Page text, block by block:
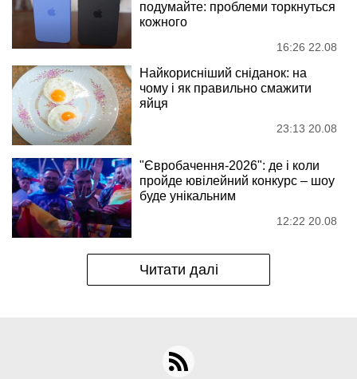
подумайте: проблеми торкнуться
кожного
16:26 22.08
Найкорисніший сніданок: на
чому і як правильно смажити
яйця
23:13 20.08
"Євробачення-2026": де і коли
пройде ювілейний конкурс – шоу
буде унікальним
12:22 20.08
Читати далі